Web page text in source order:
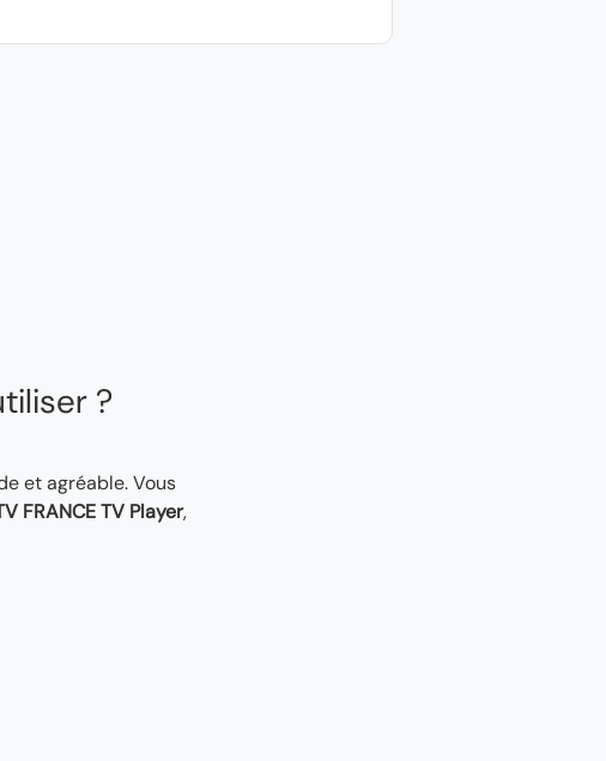
?
et agréable. Vous
FRANCE TV Player,